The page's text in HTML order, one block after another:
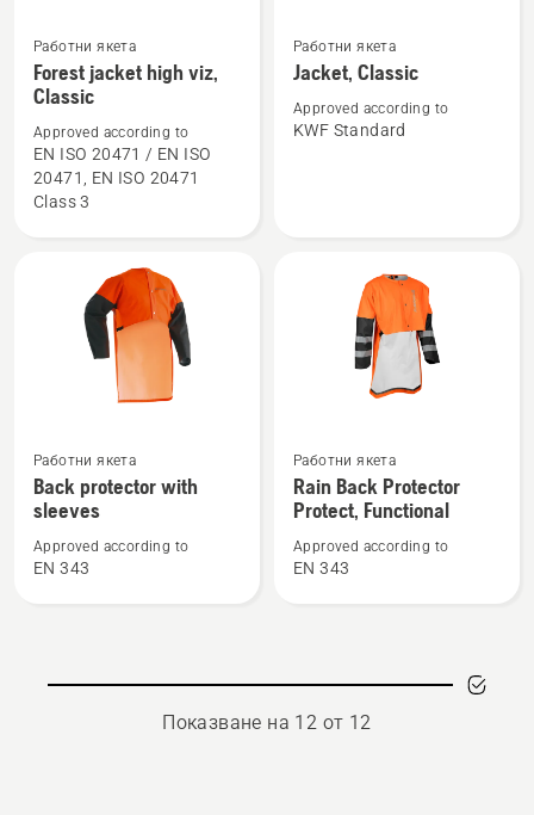
Вижте
повече
подробности
за
Forest
jacket
Работни якета
Forest jacket high viz,
Classic
Approved according to
EN ISO 20471 / EN ISO
20471, EN ISO 20471
Class 3
Вижте
повече
подробности
за
Работни якета
Jacket, Classic
Approved according to
KWF Standard
повече
подробности
Back
Работни якета
Back protector with
sleeves
Approved according to
EN 343
повече
подробности
Rain
Работни якета
Rain Back Protector
Protect, Functional
Approved according to
EN 343
Показване на 12 от 12